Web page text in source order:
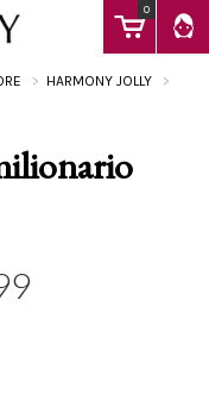
0
HARMONY JOLLY